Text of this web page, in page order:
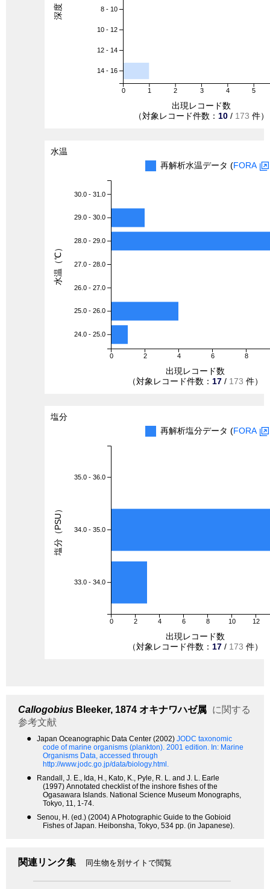
0 1 2 3 4 5
8 - 10
10 - 12
12 - 14
14 - 16
出現レコード数
（対象レコード件数： 10 / 173 件）
水温
再解析水温データ (FORA
0 2 4 6 8
30.0 - 31.0
29.0 - 30.0
28.0 - 29.0
27.0 - 28.0
26.0 - 27.0
25.0 - 26.0
24.0 - 25.0
出現レコード数
（対象レコード件数： 17 / 173 件）
水温（℃）
塩分
再解析塩分データ (FORA
0 2 4 6 8 10 12
35.0 - 36.0
34.0 - 35.0
33.0 - 34.0
出現レコード数
（対象レコード件数： 17 / 173 件）
塩分（PSU）
Callogobius Bleeker, 1874 オキナワハゼ属 に関する
参考文献
● Japan Oceanographic Data Center (2002) JODC taxonomic
code of marine organisms (plankton). 2001 edition. In: Marine
Organisms Data, accessed through
http://www.jodc.go.jp/data/biology.html.
●
Randall, J. E., Ida, H., Kato, K., Pyle, R. L. and J. L. Earle
(1997) Annotated checklist of the inshore fishes of the
Ogasawara Islands. National Science Museum Monographs,
Tokyo, 11, 1-74.
●
Senou, H. (ed.) (2004) A Photographic Guide to the Gobioid
Fishes of Japan. Heibonsha, Tokyo, 534 pp. (in Japanese).
関連リンク集 同生物を別サイトで閲覧